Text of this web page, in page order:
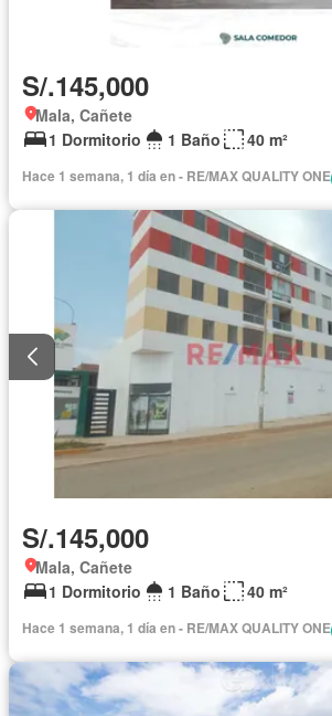
S/.145,000
Mala, Cañete
1 Dormitorio
1 Baño 40 m²
Hace 1 semana, 1 día en - RE/MAX QUALITY ONE
S/.145,000
Mala, Cañete
1 Dormitorio
1 Baño 40 m²
Hace 1 semana, 1 día en - RE/MAX QUALITY ONE